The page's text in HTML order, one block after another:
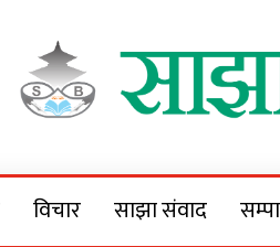
Sajha
विचार साझा संवाद